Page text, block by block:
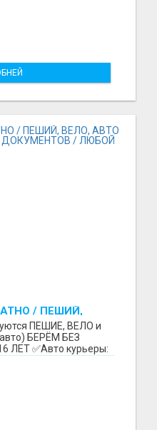
/ ПЕШИЙ,
/ БЕРЕМ БЕЗ
/ С 16 ЛЕТ
ПЕШИЕ, ВЕЛО и
БЕРЁМ БЕЗ
✅Авто курьеры: